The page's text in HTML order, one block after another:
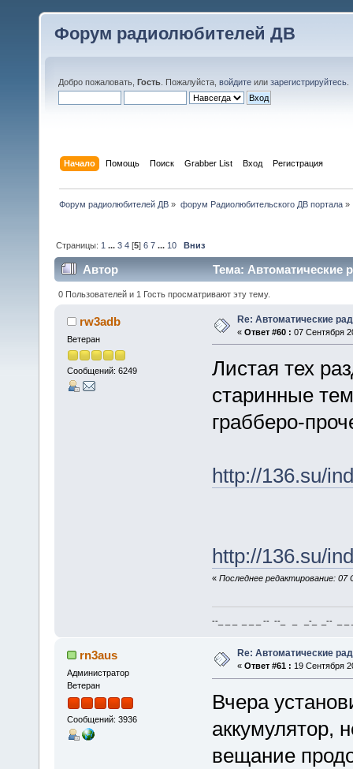
Форум радиолюбителей ДВ
Добро пожаловать, Гость . Пожалуйста, войдите или зарегистрируйтесь
Начало Помощь Поиск Grabber List Вход Регистрация
Форум радиолюбителей ДВ » форум Радиолюбительского ДВ портала»
Страницы: 1 ...3 4 [5]6 7 ... 10 Вниз
Автор Тема: Автоматические
0 Пользователей и 1 Гость просматривают эту тему.
rw3adb
Ветеран
Сообщений: 6249
Re: Автоматические
« Ответ #60 : 07 Сентября
Листая тех
старинные
грабберо-
http://136.su/
http://136.su/
« Последнее редактирование:
--_ _ _ _ _ _ -- --_ _ _-_ _-- _ _
rn3aus
Администратор
Ветеран
Сообщений: 3936
Re: Автоматические
« Ответ #61 : 19 Сентября
Вчера
аккумулятор,
вещание